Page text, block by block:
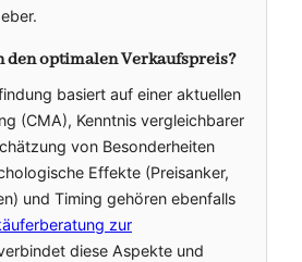
den optimalen Verkaufspreis?
basiert auf einer aktuellen
(CMA), Kenntnis vergleichbarer
von Besonderheiten
Effekte (Preisanker,
und Timing gehören ebenfalls
zur
diese Aspekte und